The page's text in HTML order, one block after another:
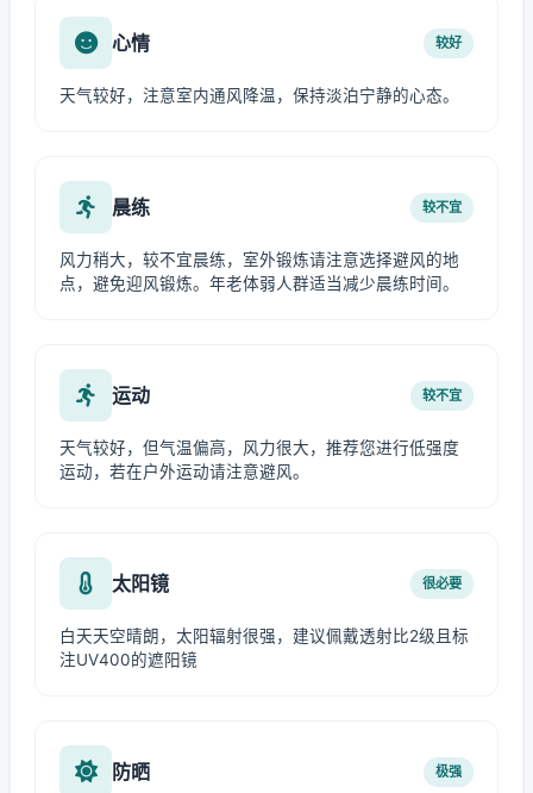
心情 较好
天气较好，注意室内通风降温，保持淡泊宁静的心态。
晨练 较不宜
风力稍大，较不宜晨练，室外锻炼请注意选择避风的地
点，避免迎风锻炼。年老体弱人群适当减少晨练时间。
运动 较不宜
天气较好，但气温偏高，风力很大，推荐您进行低强度
运动，若在户外运动请注意避风。
太阳镜 很必要
白天天空晴朗，太阳辐射很强，建议佩戴透射比2级且标
注UV400的遮阳镜
防晒 极强